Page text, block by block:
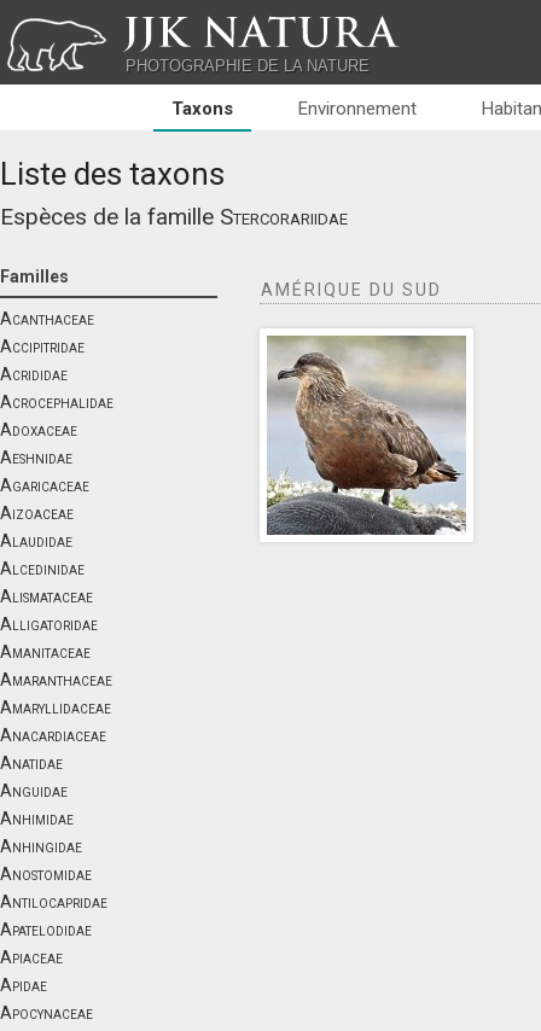
JJK NATURA
PHOTOGRAPHIE DE LA NATURE
Taxons Environnement
Liste des taxons
Espèces de la famille Stercorariidae
Familles
Acanthaceae
Accipitridae
Acrididae
Acrocephalidae
Adoxaceae
Aeshnidae
Agaricaceae
Aizoaceae
Alaudidae
Alcedinidae
Alismataceae
Alligatoridae
Amanitaceae
Amaranthaceae
Amaryllidaceae
Anacardiaceae
Anatidae
Anguidae
Anhimidae
Anhingidae
Anostomidae
Antilocapridae
Apatelodidae
Apiaceae
Apidae
Apocynaceae
AMÉRIQUE DU SUD